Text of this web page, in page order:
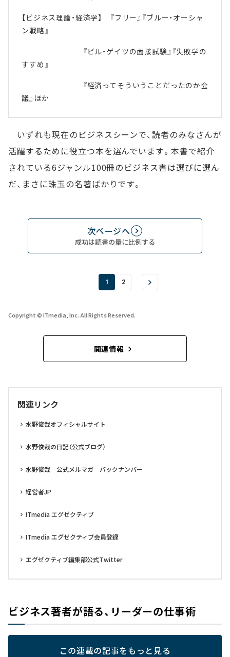
【ビジネス理論・経済学】 『フリー』『ブルー・オーシャ
ン戦略』
『ビル・ゲイツの面接試験』『失敗学の
すすめ』
『経済ってそういうことだったのか会
議』ほか
いずれも現在のビジネスシーンで、読者のみなさんが
活躍するために役立つ本を選んでいます。本書で紹介
されている6ジャンル100冊のビジネス書は選びに選ん
だ、まさに珠玉の名著ばかりです。
次ページへ
成功は読書の量に比例する
1 2
Copyright © ITmedia, Inc. All Rights Reserved.
関連情報
関連リンク
水野俊哉オフィシャルサイト
水野俊哉の日記（公式ブログ）
水野俊哉 公式メルマガ バックナンバー
経営者JP
ITmedia エグゼクティブ
ITmedia エグゼクティブ会員登録
エグゼクティブ編集部公式Twitter
ビジネス著者が語る、リーダーの仕事術
この連載の記事をもっと見る